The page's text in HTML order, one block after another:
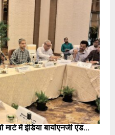
में इंडिया बायोएनर्जी एंड...